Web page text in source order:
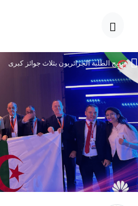
تتويج الطلبة الجزائريون بثلاث جوائز كبرى